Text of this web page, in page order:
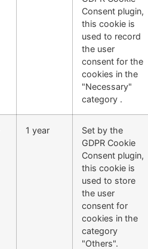
Consent plugin,
this cookie is
used to record
the user
consent for the
cookies in the
"Necessary"
category .
1 year
Set by the
GDPR Cookie
Consent plugin,
this cookie is
used to store
the user
consent for
cookies in the
category
"Others".